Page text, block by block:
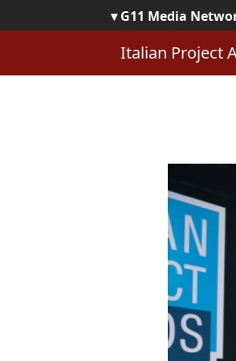
▾ G11 Media
Italian Project